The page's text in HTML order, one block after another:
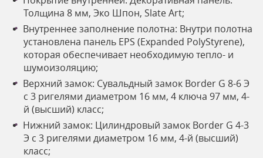
Толщина 8 мм, Эко Шпон, Slate Art;
Внутреннее заполнение полотна: Внутри полотна
установлена панель EPS (Expanded PolyStyrene),
которая обеспечивает необходимую тепло- и
шумоизоляцию;
Верхний замок: Сувальдный замок Border G 8-6 Э
с 3 ригелями диаметром 16 мм, 4 ключа 97 мм, 4-
й (высший) класс;
Нижний замок: Цилиндровый замок Border G 4-3
Э с 3 ригелями диаметром 16 мм, 4-й (высший)
класс;